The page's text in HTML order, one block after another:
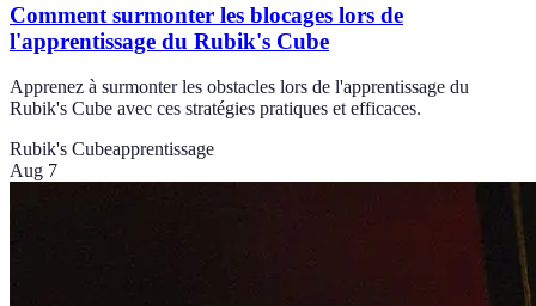
Comment surmonter les blocages lors de
l'apprentissage du Rubik's Cube
Apprenez à surmonter les obstacles lors de l'apprentissage du
Rubik's Cube avec ces stratégies pratiques et efficaces.
Rubik's Cubeapprentissage
Aug 7